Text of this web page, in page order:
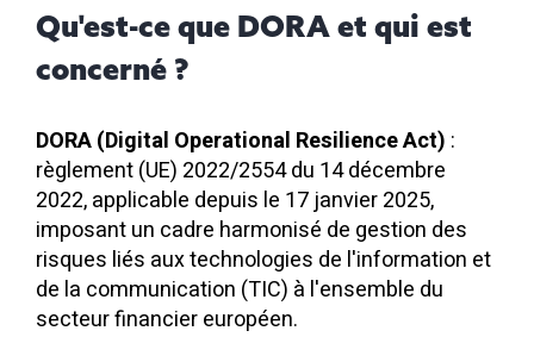
Qu'est-ce que DORA et qui est
concerné ?
DORA (Digital Operational Resilience Act) :
règlement (UE) 2022/2554 du 14 décembre
2022, applicable depuis le 17 janvier 2025,
imposant un cadre harmonisé de gestion des
risques liés aux technologies de l'information et
de la communication (TIC) à l'ensemble du
secteur financier européen.